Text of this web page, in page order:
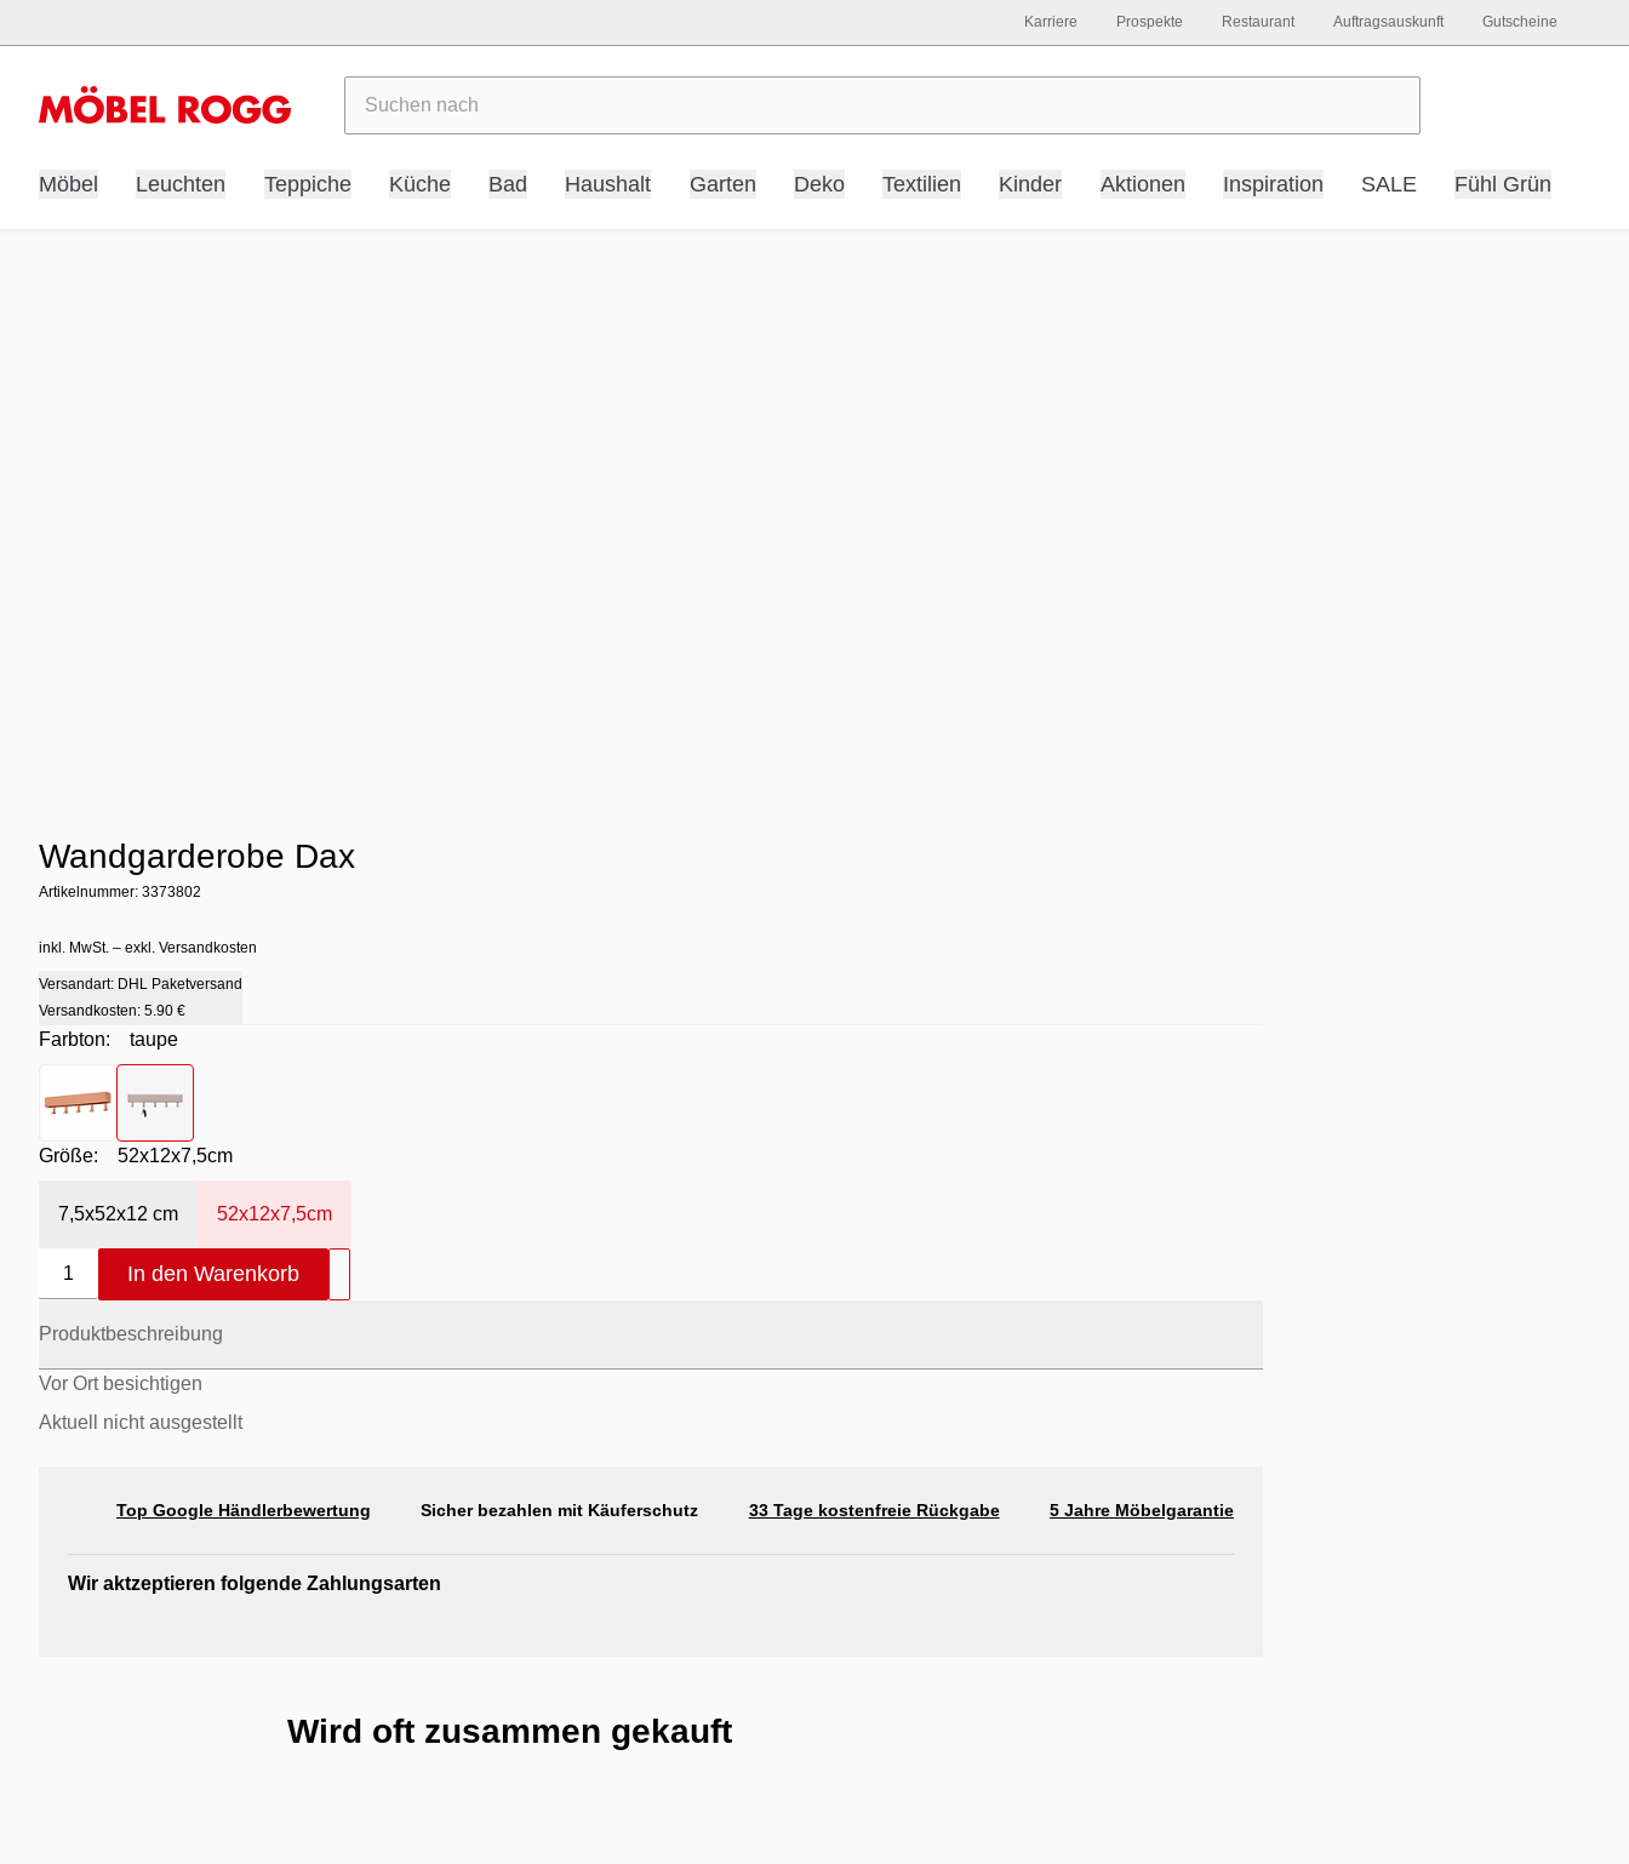
Möbel Leuchten Teppiche Küche Bad Haushalt Garten Deko Textilien Kinder Aktionen Inspiration SALE Fühl Grün
Karriere Prospekte Restaurant Auftragsauskunft Gutscheine
Wandgarderobe Dax
Artikelnummer: 3373802
inkl. MwSt. – exkl. Versandkosten
Versandart: DHL Paketversand
Versandkosten: 5.90 €
Farbton:
taupe
Größe: 52x12x7,5cm
7,5x52x12 cm 52x12x7,5cm
1 In den Warenkorb
Produktbeschreibung
Vor Ort besichtigen
Aktuell nicht ausgestellt
Top Google Händlerbewertung Sicher bezahlen mit Käuferschutz 33 Tage kostenfreie Rückgabe 5 Jahre Möbelgarantie
Wir aktzeptieren folgende Zahlungsarten
Wird oft zusammen gekauft